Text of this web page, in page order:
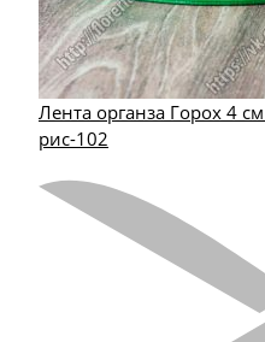
Лента органза Горох 4
рис-102